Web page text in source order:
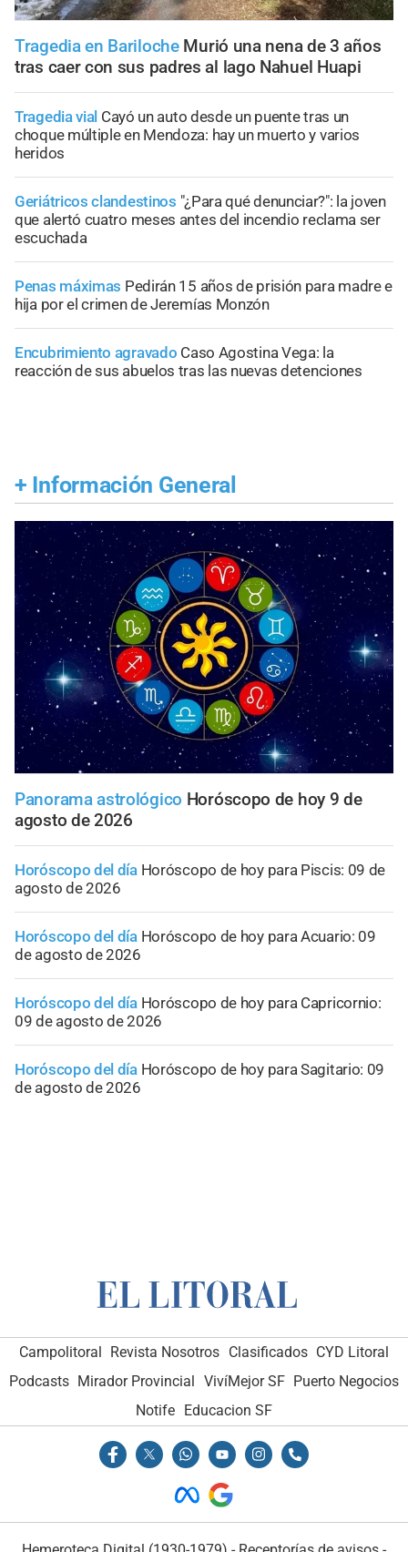
Tragedia en Bariloche Murió una nena de 3 años
tras caer con sus padres al lago Nahuel Huapi
Tragedia vial Cayó un auto desde un puente tras un
choque múltiple en Mendoza: hay un muerto y varios
heridos
Geriátricos clandestinos "¿Para qué denunciar?": la joven
que alertó cuatro meses antes del incendio reclama ser
escuchada
Penas máximas Pedirán 15 años de prisión para madre e
hija por el crimen de Jeremías Monzón
Encubrimiento agravado Caso Agostina Vega: la
reacción de sus abuelos tras las nuevas detenciones
+ Información General
Panorama astrológico Horóscopo de hoy 9 de
agosto de 2026
Horóscopo del día Horóscopo de hoy para Piscis: 09 de
agosto de 2026
Horóscopo del día Horóscopo de hoy para Acuario: 09
de agosto de 2026
Horóscopo del día Horóscopo de hoy para Capricornio:
09 de agosto de 2026
Horóscopo del día Horóscopo de hoy para Sagitario: 09
de agosto de 2026
Campolitoral Revista Nosotros Clasificados CYD Litoral
Podcasts Mirador Provincial VivíMejor SF Puerto Negocios
Notife Educacion SF